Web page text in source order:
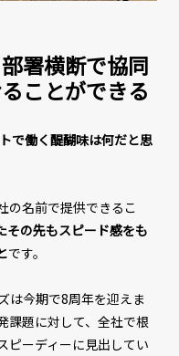
署横断で協同
ことができる
働く醍醐味は何だと思
の名前で提供できるこ
その先もスピード感をも
です。
は今期で8周年を迎えま
課題に対して、全社で根
ピーディーに見出してい